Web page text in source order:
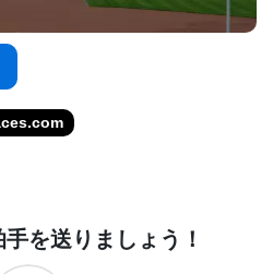
を送りましょう！